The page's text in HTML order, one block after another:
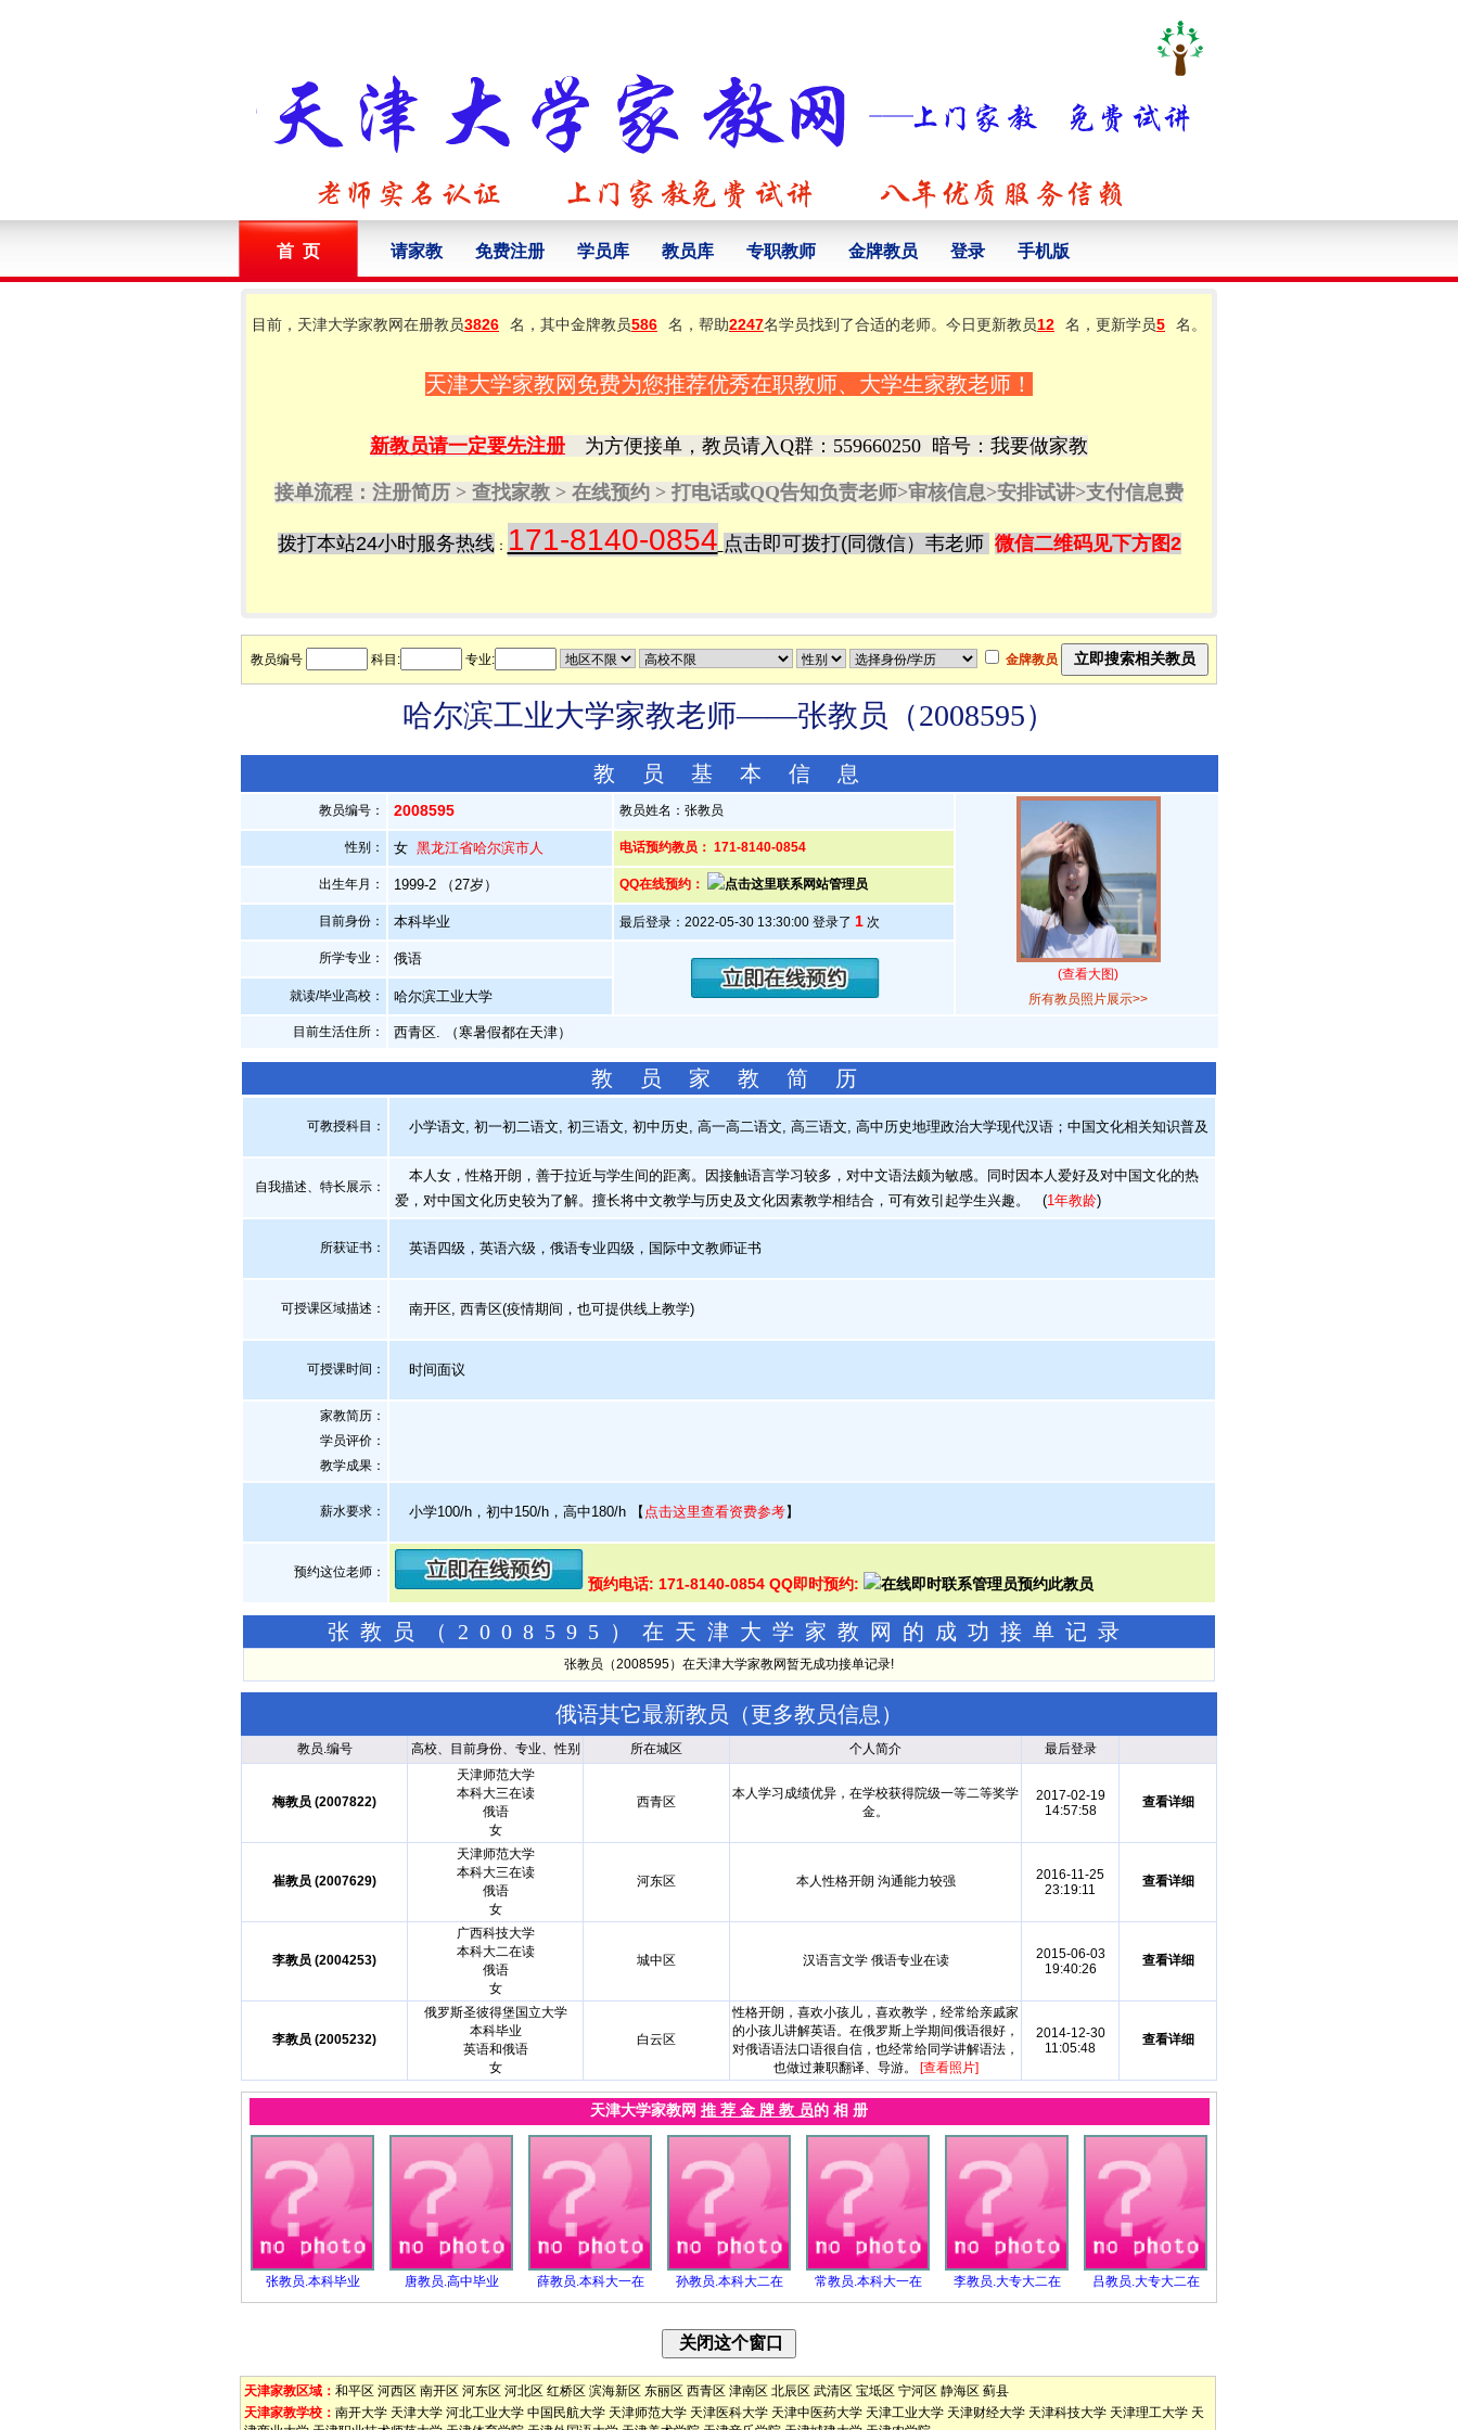
首 页 请家教 免费注册 学员库 教员库 专职教师 金牌教员 登录 手机版
目前，天津大学家教网在册教员3826 名，其中金牌教员586 名，帮助2247名学员找到了合适的老师。今日更新教员12 名，更新学员5 名。
天津大学家教网免费为您推荐优秀在职教师、大学生家教老师！
新教员请一定要先注册 为方便接单，教员请入Q群 ：559660250 暗号：我要做家教
接单流程：注册简历 > 查找家教 > 在线预约 > 打电话或QQ告知负责老师>审核信息>安排试讲>支付信息费
拨打本站24小时服务热线： 171-8140-0854 点击即可拨打(同微信）韦老师 微信二维码见下方图2
教员编号 科目: 专业: 金牌教员
哈尔滨工业大学家教老师——张教员（2008595）
教 员 基 本 信 息
教员编号： 2008595 教员姓名：张教员
(查看大图)
所有教员照片展示>>
性别： 女 黑龙江省哈尔滨市人 电话预约教员： 171-8140-0854
出生年月： 1999-2 （27岁） QQ在线预约：
目前身份： 本科毕业 最后登录：2022-05-30 13:30:00 登录了 1次
所学专业： 俄语
就读/毕业高校： 哈尔滨工业大学
目前生活住所： 西青区. （寒暑假都在天津）
教 员 家 教 简 历
可教授科目： 小学语文, 初一初二语文, 初三语文, 初中历史, 高一高二语文, 高三语文, 高中历史地理政治大学现代汉语；中国文化相关知识普及
自我描述、特长展示 ：
本人女，性格开朗，善于拉近与学生间的距离。因接触语言学习较多，对中文语法颇为敏感。同时因本人爱好及对中国文化的热
爱，对中国文化历史较为了解。擅长将中文教学与历史及文化因素教学相结合，可有效引起学生兴趣。
(1年教龄)
所获证书 ： 英语四级，英语六级，俄语专业四级，国际中文教师证书
可授课区域描述： 南开区, 西青区(疫情期间，也可提供线上教学)
可授课时间： 时间面议
家教简历：
学员评价：
教学成果：
薪水要求： 小学100/h，初中150/h，高中180/h 【 点击这里查看资费参考】
预约这位老师：
预约电话: 171-8140-0854 QQ即时预约:
张教员（2008595）在天津大学家教网的成功接单记录
张教员（2008595）在天津大学家教网暂无成功接单记录!
俄语其它最新教员（更多教员信息 ）
教员.编号 高校、目前身份、专业、性别 所在城区 个人简介 最后登录
梅教员 (2007822)
天津师范大学
本科大三在读
俄语
女
西青区
本人学习成绩优异，在学校获得院级一等二等奖学
金。
2017-02-19
14:57:58
查看详细
崔教员 (2007629)
天津师范大学
本科大三在读
俄语
女
河东区 本人性格开朗 沟通能力较强
2016-11-25
23:19:11
查看详细
李教员 (2004253)
广西科技大学
本科大二在读
俄语
女
城中区 汉语言文学 俄语专业在读
2015-06-03
19:40:26
查看详细
李教员 (2005232)
俄罗斯圣彼得堡国立大学
本科毕业
英语和俄语
女
白云区
性格开朗，喜欢小孩儿，喜欢教学，经常给亲戚家
的小孩儿讲解英语。在俄罗斯上学期间俄语很好，
对俄语语法口语很自信，也经常给同学讲解语法，
也做过兼职翻译、导游。
[查看照片]
2014-12-30
11:05:48
查看详细
天津大学家教网 推 荐 金 牌 教 员的 相 册
张教员.本科毕业 唐教员.高中毕业 薛教员.本科大一在 孙教员.本科大二在 常教员.本科大一在 李教员.大专大二在 吕教员.大专大二在
天津家教区域： 和平区 河西区 南开区 河东区 河北区 红桥区 滨海新区 东丽区 西青区 津南区 北辰区 武清区 宝坻区 宁河区 静海区 蓟县
天津家教学校： 南开大学 天津大学 河北工业大学 中国民航大学 天津师范大学 天津医科大学 天津中医药大学 天津工业大学 天津财经大学 天津科技大学 天津理工大学 天